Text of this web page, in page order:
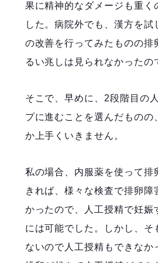
果に精神的なダメージも重く
した。病院外でも、漢方を試
の改善を行ってみたものの排
るい兆しは見られなかったの
そこで、早めに、2段階目の
プに進むことを選んだものの
か上手くいきません。
私の場合、内服薬を使って排
きれば、様々な検査で排卵障
かったので、人工授精で妊娠
には可能でした。しかし、そ
ないので人工授精もできなか